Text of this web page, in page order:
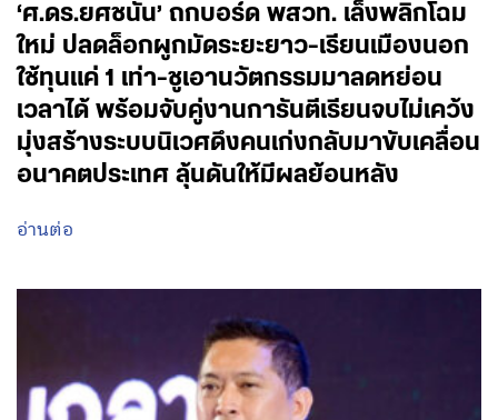
‘ศ.ดร.ยศชนัน’ ถกบอร์ด พสวท. เล็งพลิกโฉม
ใหม่ ปลดล็อกผูกมัดระยะยาว-เรียนเมืองนอก
ใช้ทุนแค่ 1 เท่า-ชูเอานวัตกรรมมาลดหย่อน
เวลาได้ พร้อมจับคู่งานการันตีเรียนจบไม่เคว้ง
มุ่งสร้างระบบนิเวศดึงคนเก่งกลับมาขับเคลื่อน
อนาคตประเทศ ลุ้นดันให้มีผลย้อนหลัง
อ่านต่อ